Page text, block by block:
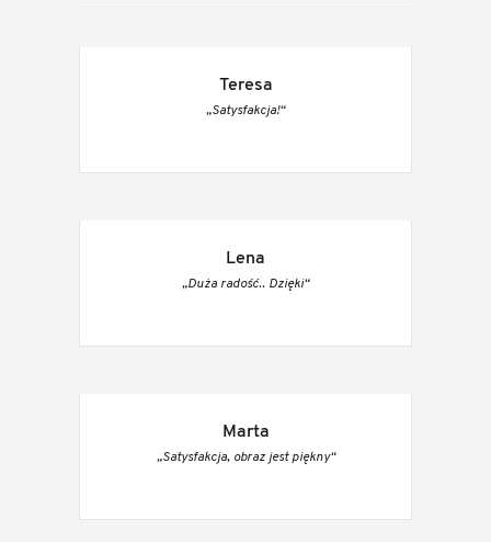
Teresa
„Satysfakcja!“
Lena
„Duża radość.. Dzięki“
Marta
„Satysfakcja, obraz jest piękny“